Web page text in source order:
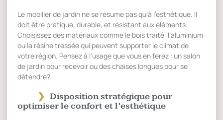
Le mobilier de jardin ne se résume pas qu’à l’esthétique. Il
doit être pratique, durable, et résistant aux éléments.
Choisissez des matériaux comme le bois traité, l’aluminium
ou la résine tressée qui peuvent supporter le climat de
votre région. Pensez à l’usage que vous en ferez : un salon
de jardin pour recevoir ou des chaises longues pour se
détendre?
Disposition stratégique pour
optimiser le confort et l’esthétique